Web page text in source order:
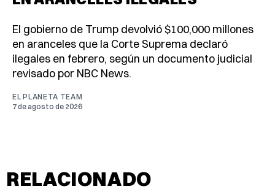
El gobierno de Trump devolvió $100,000 millones
en aranceles que la Corte Suprema declaró
ilegales en febrero, según un documento judicial
revisado por NBC News.
EL PLANETA TEAM
7 de agosto de 2026
RELACIONADO